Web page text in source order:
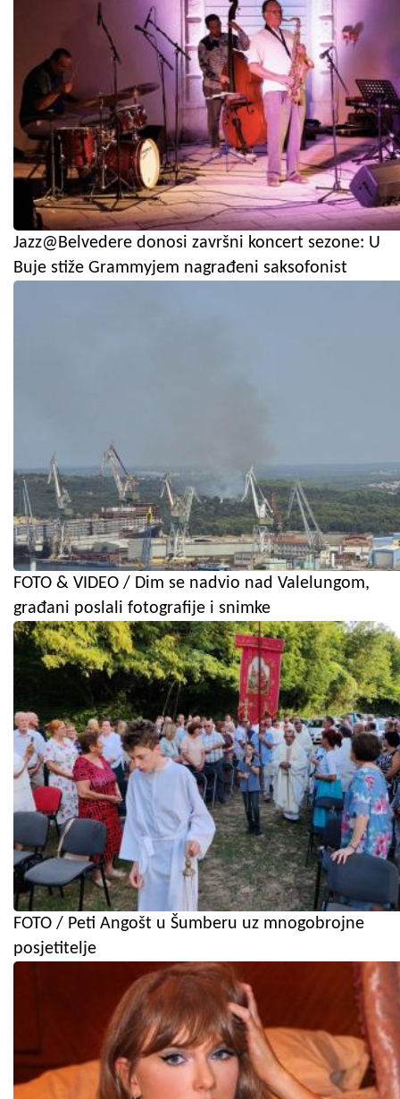
Jazz@Belvedere donosi završni koncert sezone: U
Buje stiže Grammyjem nagrađeni saksofonist
FOTO & VIDEO / Dim se nadvio nad Valelungom,
građani poslali fotografije i snimke
FOTO / Peti Angošt u Šumberu uz mnogobrojne
posjetitelje